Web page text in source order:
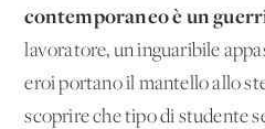
contemporaneo è un
lavoratore, un inguaribile
eroi portano il mantello allo
scoprire che tipo di studente